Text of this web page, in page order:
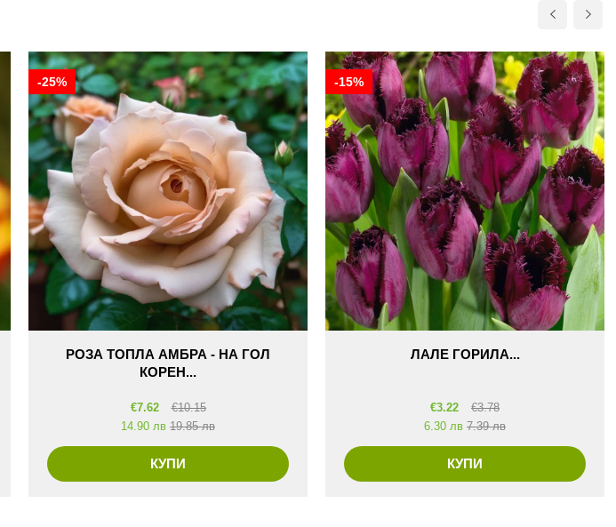
-25%
РОЗА ТОПЛА АМБРА - НА ГОЛ
КОРЕН...
€7.62 €10.15
14.90 лв 19.85 лв
КУПИ
-15%
ЛАЛЕ ГОРИЛА...
€3.22 €3.78
6.30 лв 7.39 лв
КУПИ